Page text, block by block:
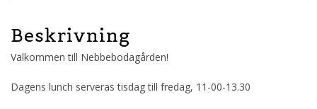
Beskrivning
Välkommen till Nebbebodagården!
Dagens lunch serveras tisdag till fredag, 11-00-13.30